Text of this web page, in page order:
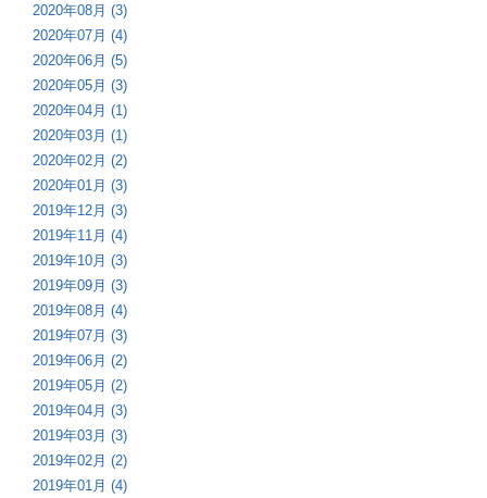
2020年08月 (3)
2020年07月 (4)
2020年06月 (5)
2020年05月 (3)
2020年04月 (1)
2020年03月 (1)
2020年02月 (2)
2020年01月 (3)
2019年12月 (3)
2019年11月 (4)
2019年10月 (3)
2019年09月 (3)
2019年08月 (4)
2019年07月 (3)
2019年06月 (2)
2019年05月 (2)
2019年04月 (3)
2019年03月 (3)
2019年02月 (2)
2019年01月 (4)